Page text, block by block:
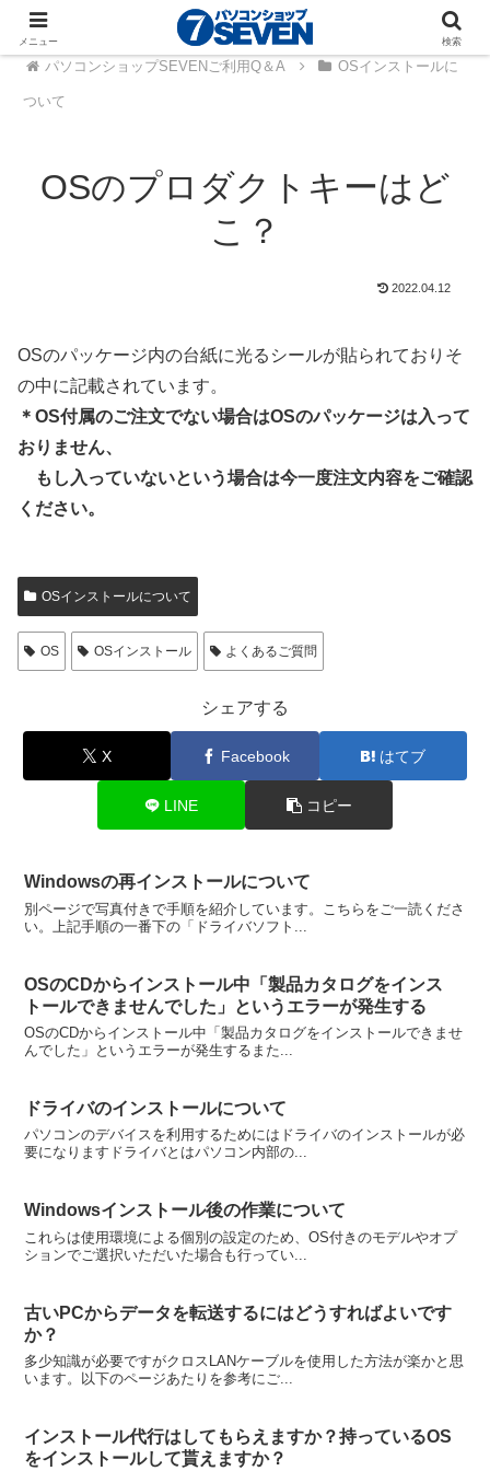
パソコンショップSEVENご利用Q＆A OSインストールに
ついて
OSのプロダクトキーはど
こ？
2022.04.12
OSのパッケージ内の台紙に光るシールが貼られておりそ
の中に記載されています。
＊OS付属のご注文でない場合はOSのパッケージは入って
おりません、
もし入っていないという場合は今一度注文内容をご確認
ください。
OSインストールについて
OS OSインストール よくあるご質問
シェアする
X Facebook はてブ
LINE コピー
Windowsの再インストールについて
別ページで写真付きで手順を紹介しています。こちらをご一読くださ
い。上記手順の一番下の「ドライバソフト...
OSのCDからインストール中「製品カタログをインス
トールできませんでした」というエラーが発生する
OSのCDからインストール中「製品カタログをインストールできませ
んでした」というエラーが発生するまた...
ドライバのインストールについて
パソコンのデバイスを利用するためにはドライバのインストールが必
要になりますドライバとはパソコン内部の...
Windowsインストール後の作業について
これらは使用環境による個別の設定のため、OS付きのモデルやオプ
ションでご選択いただいた場合も行ってい...
古いPCからデータを転送するにはどうすればよいです
か？
多少知識が必要ですがクロスLANケーブルを使用した方法が楽かと思
います。以下のページあたりを参考にご...
インストール代行はしてもらえますか？持っているOS
をインストールして貰えますか？
メニュー 検索